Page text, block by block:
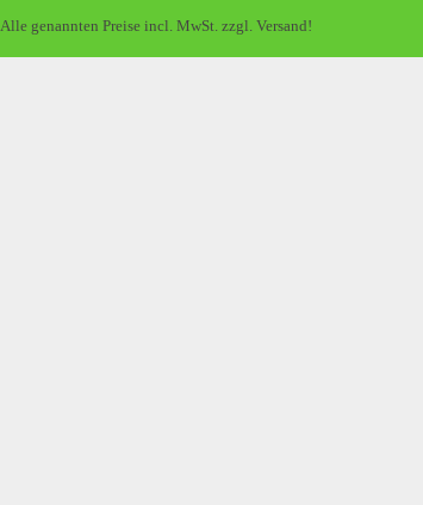
Alle genannten Preise incl. MwSt. zzgl. Versand!